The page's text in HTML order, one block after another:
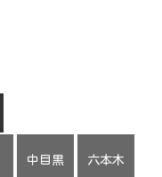
中目黒 六本木